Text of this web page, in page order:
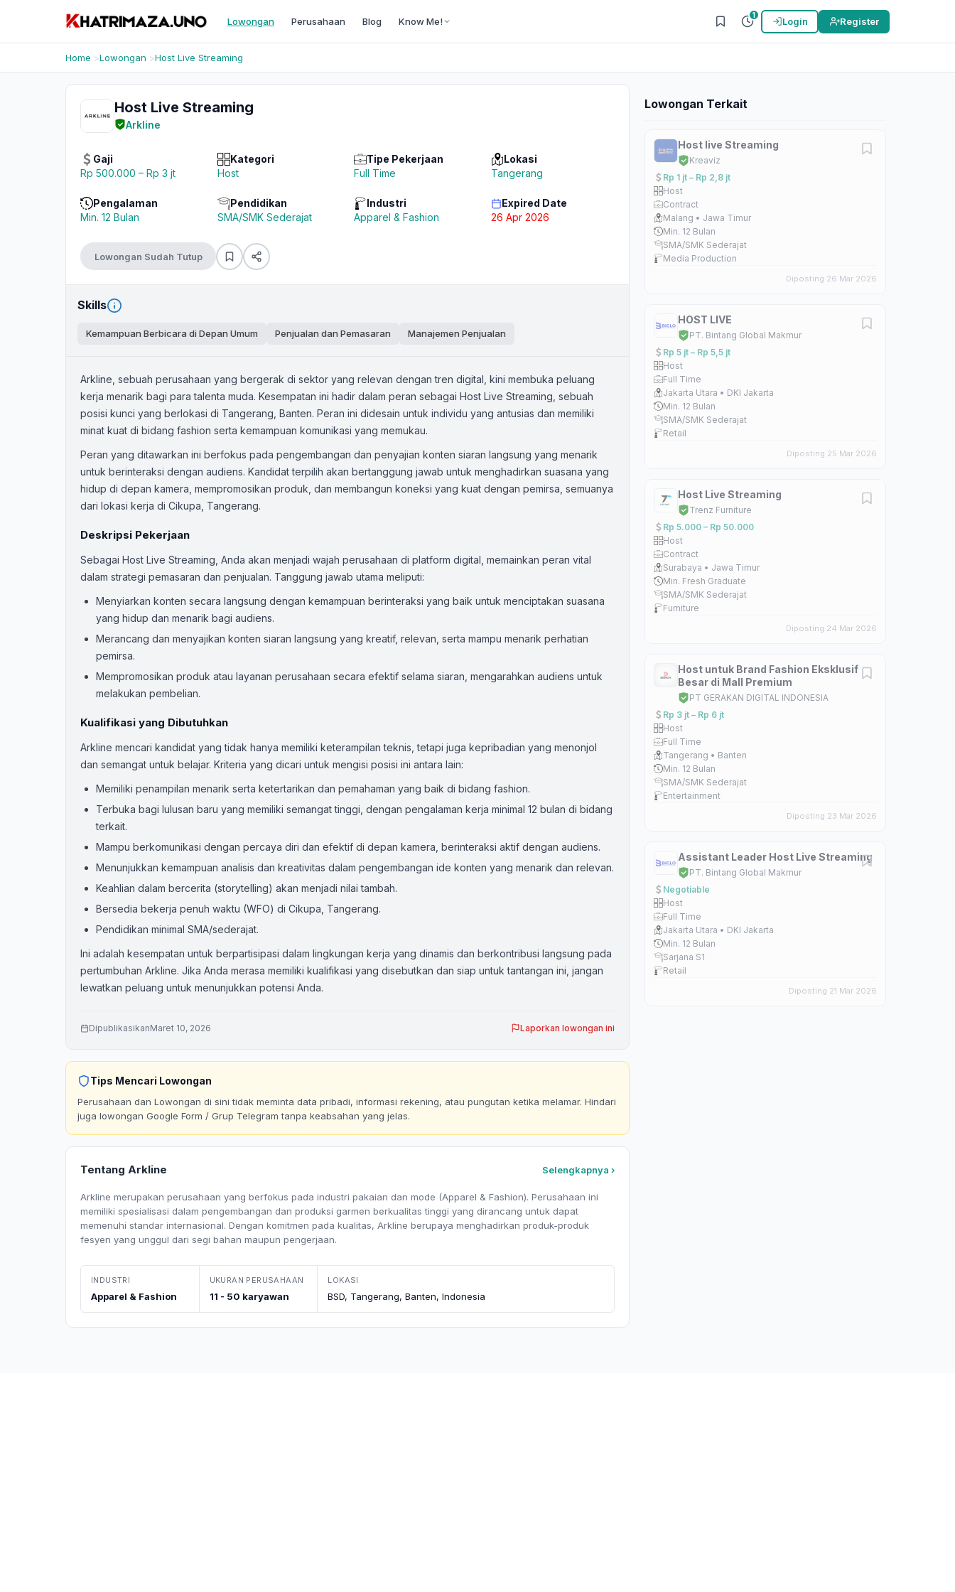
Lowongan Perusahaan Blog Know Me!
1
Login Register
Home Lowongan Host Live Streaming
Host Live Streaming
Arkline
Gaji
Rp 500.000 – Rp 3 jt
Kategori
Host
Tipe Pekerjaan
Full Time
Lokasi
Tangerang
Pengalaman
Min. 12 Bulan
Pendidikan
SMA/SMK Sederajat
Industri
Apparel & Fashion
Expired Date
26 Apr 2026
Lowongan Sudah Tutup
Skills
Kemampuan Berbicara di Depan Umum Penjualan dan Pemasaran Manajemen Penjualan
Arkline, sebuah perusahaan yang bergerak di sektor yang relevan dengan tren digital, kini membuka peluang
kerja menarik bagi para talenta muda. Kesempatan ini hadir dalam peran sebagai Host Live Streaming, sebuah
posisi kunci yang berlokasi di Tangerang, Banten. Peran ini didesain untuk individu yang antusias dan memiliki
minat kuat di bidang fashion serta kemampuan komunikasi yang memukau.
Peran yang ditawarkan ini berfokus pada pengembangan dan penyajian konten siaran langsung yang menarik
untuk berinteraksi dengan audiens. Kandidat terpilih akan bertanggung jawab untuk menghadirkan suasana yang
hidup di depan kamera, mempromosikan produk, dan membangun koneksi yang kuat dengan pemirsa, semuanya
dari lokasi kerja di Cikupa, Tangerang.
Deskripsi Pekerjaan
Sebagai Host Live Streaming, Anda akan menjadi wajah perusahaan di platform digital, memainkan peran vital
dalam strategi pemasaran dan penjualan. Tanggung jawab utama meliputi:
Menyiarkan konten secara langsung dengan kemampuan berinteraksi yang baik untuk menciptakan suasana
yang hidup dan menarik bagi audiens.
Merancang dan menyajikan konten siaran langsung yang kreatif, relevan, serta mampu menarik perhatian
pemirsa.
Mempromosikan produk atau layanan perusahaan secara efektif selama siaran, mengarahkan audiens untuk
melakukan pembelian.
Kualifikasi yang Dibutuhkan
Arkline mencari kandidat yang tidak hanya memiliki keterampilan teknis, tetapi juga kepribadian yang menonjol
dan semangat untuk belajar. Kriteria yang dicari untuk mengisi posisi ini antara lain:
Memiliki penampilan menarik serta ketertarikan dan pemahaman yang baik di bidang fashion.
Terbuka bagi lulusan baru yang memiliki semangat tinggi, dengan pengalaman kerja minimal 12 bulan di bidang
terkait.
Mampu berkomunikasi dengan percaya diri dan efektif di depan kamera, berinteraksi aktif dengan audiens.
Menunjukkan kemampuan analisis dan kreativitas dalam pengembangan ide konten yang menarik dan relevan.
Keahlian dalam bercerita (storytelling) akan menjadi nilai tambah.
Bersedia bekerja penuh waktu (WFO) di Cikupa, Tangerang.
Pendidikan minimal SMA/sederajat.
Ini adalah kesempatan untuk berpartisipasi dalam lingkungan kerja yang dinamis dan berkontribusi langsung pada
pertumbuhan Arkline. Jika Anda merasa memiliki kualifikasi yang disebutkan dan siap untuk tantangan ini, jangan
lewatkan peluang untuk menunjukkan potensi Anda.
DipublikasikanMaret 10, 2026 Laporkan lowongan ini
Tips Mencari Lowongan
Perusahaan dan Lowongan di sini tidak meminta data pribadi, informasi rekening, atau pungutan ketika melamar. Hindari
juga lowongan Google Form / Grup Telegram tanpa keabsahan yang jelas.
Tentang Arkline Selengkapnya ›
Arkline merupakan perusahaan yang berfokus pada industri pakaian dan mode (Apparel & Fashion). Perusahaan ini
memiliki spesialisasi dalam pengembangan dan produksi garmen berkualitas tinggi yang dirancang untuk dapat
memenuhi standar internasional. Dengan komitmen pada kualitas, Arkline berupaya menghadirkan produk-produk
fesyen yang unggul dari segi bahan maupun pengerjaan.
INDUSTRI
Apparel & Fashion
UKURAN PERUSAHAAN
11 - 50 karyawan
LOKASI
BSD, Tangerang, Banten, Indonesia
Lowongan Terkait
Host live Streaming
Kreaviz
Rp 1 jt – Rp 2,8 jt
Host
Contract
Malang • Jawa Timur
Min. 12 Bulan
SMA/SMK Sederajat
Media Production
Diposting 26 Mar 2026
HOST LIVE
PT. Bintang Global Makmur
Rp 5 jt – Rp 5,5 jt
Host
Full Time
Jakarta Utara • DKI Jakarta
Min. 12 Bulan
SMA/SMK Sederajat
Retail
Diposting 25 Mar 2026
Host Live Streaming
Trenz Furniture
Rp 5.000 – Rp 50.000
Host
Contract
Surabaya • Jawa Timur
Min. Fresh Graduate
SMA/SMK Sederajat
Furniture
Diposting 24 Mar 2026
Host untuk Brand Fashion Eksklusif
Besar di Mall Premium
PT GERAKAN DIGITAL INDONESIA
Rp 3 jt – Rp 6 jt
Host
Full Time
Tangerang • Banten
Min. 12 Bulan
SMA/SMK Sederajat
Entertainment
Diposting 23 Mar 2026
Assistant Leader Host Live Streaming
PT. Bintang Global Makmur
Negotiable
Host
Full Time
Jakarta Utara • DKI Jakarta
Min. 12 Bulan
Sarjana S1
Retail
Diposting 21 Mar 2026